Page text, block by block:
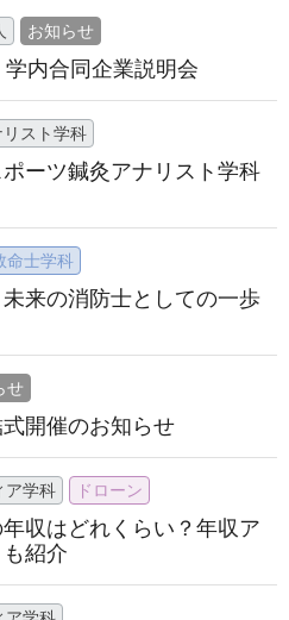
お知らせ
学内合同企業説明会
スト学科
ーツ鍼灸アナリスト学科
命士学科
来の消防士としての一歩
せ
開催のお知らせ
ア学科 ドローン
収はどれくらい？年収ア
紹介